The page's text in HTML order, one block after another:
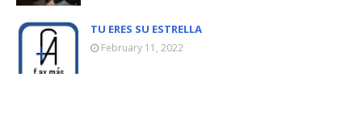
TU ERES SU ESTRELLA
February 11, 2022